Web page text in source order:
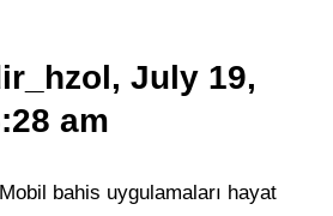
July 19,
am
bahis uygulamaları hayat